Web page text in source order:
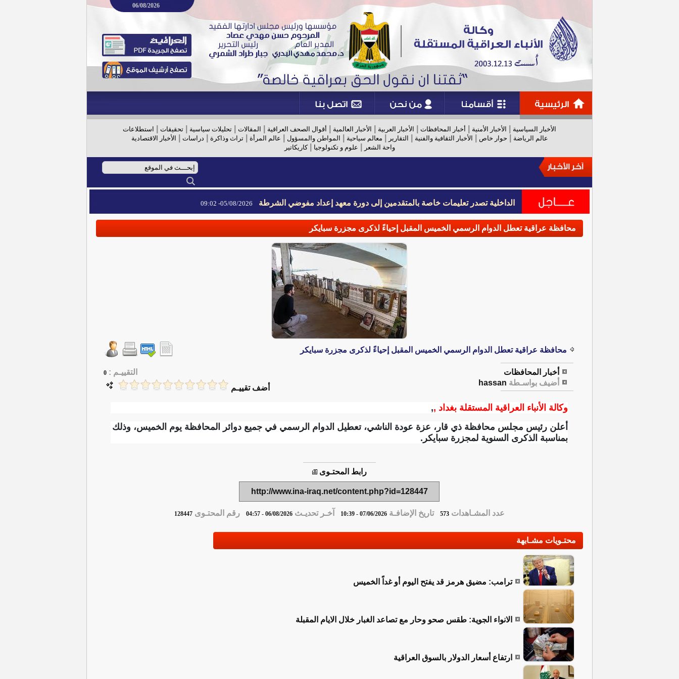
06/08/2026
الأخبار السياسية الأخبار الأمنية أخبار المحافظات الأخبار العربية الأخبار العالمية أقوال الصحف العراقية المقالات تحليلات سياسية تحقيقات
استطلاعات
عالم الرياضة
حوار خاص الأخبار الثقافية والفنية التقارير معالم سياحية المواطن والمسؤول عالم المرأة |تراث وذاكرة دراسات
الأخبار الاقتصادية
واحة الشعر
علوم و تكنولوجيا |كاريكاتير
الداخلية تصدر تعليمات خاصة بالمتقدمين إلى دورة معهد إعداد مفوضي الشرطة 05/08/2026- 09:02
الداخلية تصدر تعليمات خاصة بالمتقدمين إلى دورة معهد إعداد مفوضي الشرطة 05/08/2026- 09:02
محافظة عراقية تعطل الدوام الرسمي الخميس المقبل إحياءً لذكرى مجزرة سبايكر
محافظة عراقية تعطل الدوام الرسمي الخميس المقبل إحياءً لذكرى مجزرة سبايكر
أخبار المحافظات التقييـم : 0
أضيف بواسـطة hassan
أضف تقييـم
وكالة الأنباء العراقية المستقلة بغداد ,,
أعلن رئيس مجلس محافظة ذي قار، عزة عودة الناشي، تعطيل الدوام الرسمي في جميع دوائر المحافظة يوم الخميس، وذلك
بمناسبة الذكرى السنوية لمجزرة سبايكر.
رابط المحتـوى
http://www.ina-iraq.net/content.php?id=128447
عدد المشـاهدات573 تاريخ الإضافـة07/06/2026 - 10:39 آخـر تحديـث06/08/2026 - 04:57 رقم المحتـوى128447
محتـويات مشـابهة
ترامب: مضيق هرمز قد يفتح اليوم أو غداً الخميس
الانواء الجوية: طقس صحو وحار مع تصاعد الغبار خلال الايام المقبلة
ارتفاع أسعار الدولار بالسوق العراقية